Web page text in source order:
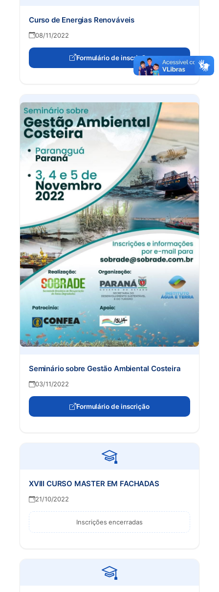
Curso de Energias Renováveis
08/11/2022
Formulário de inscrição
(abre em nova aba)
Seminário sobre Gestão Ambiental Costeira
03/11/2022
Formulário de inscrição
(abre em nova aba)
XVIII CURSO MASTER EM FACHADAS
21/10/2022
Inscrições encerradas